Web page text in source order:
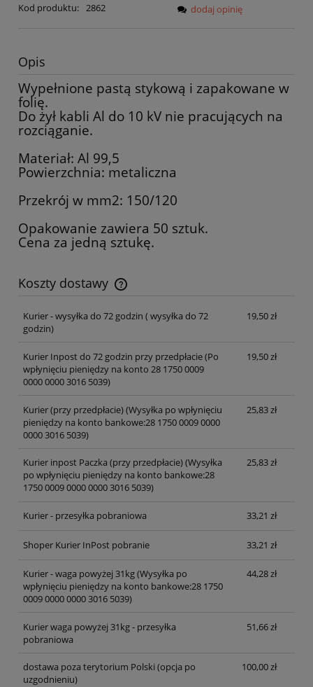
Kod produktu: 2862
dodaj opinię
Opis
Wypełnione pastą stykową i zapakowane w
folię.
Do żył kabli Al do 10 kV nie pracujących na
rozciąganie.
Materiał: Al 99,5
Powierzchnia: metaliczna
Przekrój w mm2: 150/120
Opakowanie zawiera 50 sztuk.
Cena za jedną sztukę.
Koszty dostawy
Cena nie zawiera ewentualnych kosztów płatności
Kurier - wysyłka do 72 godzin ( wysyłka do 72
godzin)
19,50 zł
Kurier Inpost do 72 godzin przy przedpłacie(Po
wpłynięciu pieniędzy na konto 28 1750 0009
0000 0000 3016 5039)
19,50 zł
Kurier (przy przedpłacie)(Wysyłka po wpłynięciu
pieniędzy na konto bankowe:28 1750 0009 0000
0000 3016 5039)
25,83 zł
Kurier inpost Paczka (przy przedpłacie)(Wysyłka
po wpłynięciu pieniędzy na konto bankowe:28
1750 0009 0000 0000 3016 5039)
25,83 zł
Kurier - przesyłka pobraniowa 33,21 zł
Shoper Kurier InPost pobranie 33,21 zł
Kurier - waga powyżej 31kg(Wysyłka po
wpłynięciu pieniędzy na konto bankowe:28 1750
0009 0000 0000 3016 5039)
44,28 zł
Kurier waga powyżej 31kg - przesyłka
pobraniowa
51,66 zł
dostawa poza terytorium Polski (opcja po
uzgodnieniu)
100,00 zł